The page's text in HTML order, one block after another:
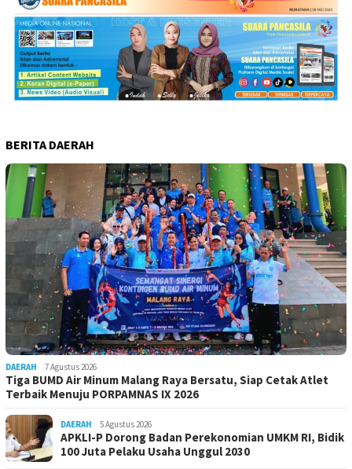
BERITA DAERAH
DAERAH 7 Agustus 2026
Tiga BUMD Air Minum Malang Raya Bersatu, Siap Cetak Atlet
Terbaik Menuju PORPAMNAS IX 2026
DAERAH 5 Agustus 2026
APKLI-P Dorong Badan Perekonomian UMKM RI, Bidik
100 Juta Pelaku Usaha Unggul 2030